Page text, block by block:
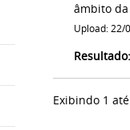
âmbito da
Upload: 22/
Resultado:
Exibindo 1